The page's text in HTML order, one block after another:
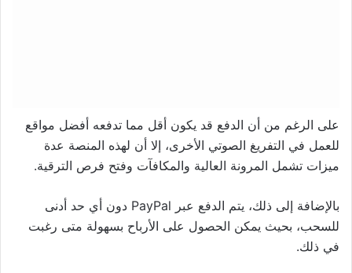
على الرغم من أن الدفع قد يكون أقل مما تدفعه أفضل مواقع
للعمل في التفريغ الصوتي الأخرى، إلا أن لهذه المنصة عدة
ميزات تشمل المرونة العالية والمكافآت وفتح فرص الترقية.
بالإضافة إلى ذلك، يتم الدفع عبر PayPal دون أي حد أدنى
للسحب، بحيث يمكن الحصول على الأرباح بسهولة متى رغبت
في ذلك.